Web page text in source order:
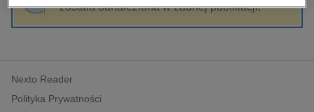
hobby, sport, rozrywka
komputery, internet, technologie, informatyka
polityka, społeczno-informacyjne
psychologiczne
została odnaleziona w żadnej publikacji.
Nexto Reader
Polityka Prywatności